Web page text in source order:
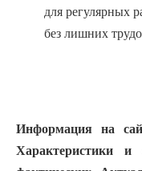
для регулярных
без лишних
Информация на
Характеристики и